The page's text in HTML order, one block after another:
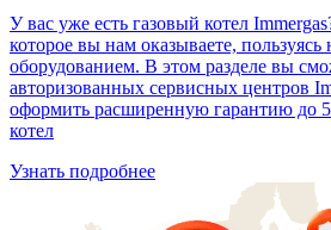
У вас уже есть газовый котел
которое вы нам оказываете,
оборудованием. В этом разделе вы
авторизованных сервисных центров
оформить расширенную гарантию до 5
котел
Узнать подробнее